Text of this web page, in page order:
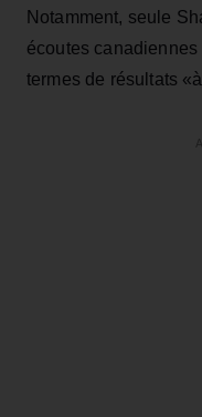
Notamment, seule
écoutes
termes de résultats